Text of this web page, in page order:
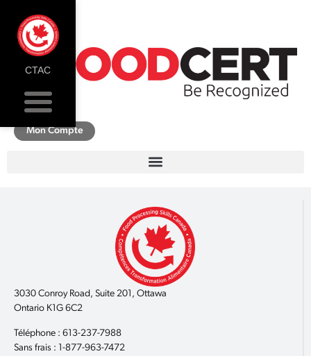
Mon Compte
3030 Conroy Road, Suite 201, Ottawa
Ontario K1G 6C2
Téléphone : 613-237-7988
Sans frais : 1-877-963-7472
CTAC